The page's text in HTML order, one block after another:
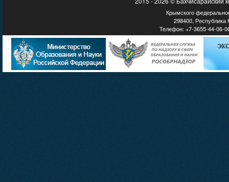
Крымского
298400, Республика
Телефон: +7-3655-44-06-